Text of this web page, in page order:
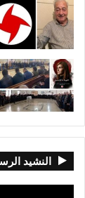
النشيد